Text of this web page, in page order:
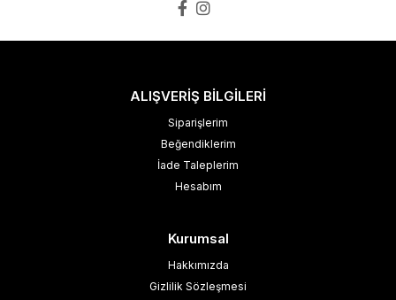
ALIŞVERİŞ BİLGİLERİ
Siparişlerim
Beğendiklerim
İade Taleplerim
Hesabım
Kurumsal
Hakkımızda
Gizlilik Sözleşmesi